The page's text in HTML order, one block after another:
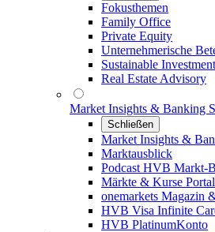
Fokusthemen
Family Office
Private Equity
Unternehmerische
Sustainable
Real Estate Advisory
Market Insights & Banking
Schließen
Market Insights &
Marktausblick
Podcast HVB Markt-
Märkte & Kurse Portal
onemarkets Magazin
HVB Visa Infinite
HVB PlatinumKonto